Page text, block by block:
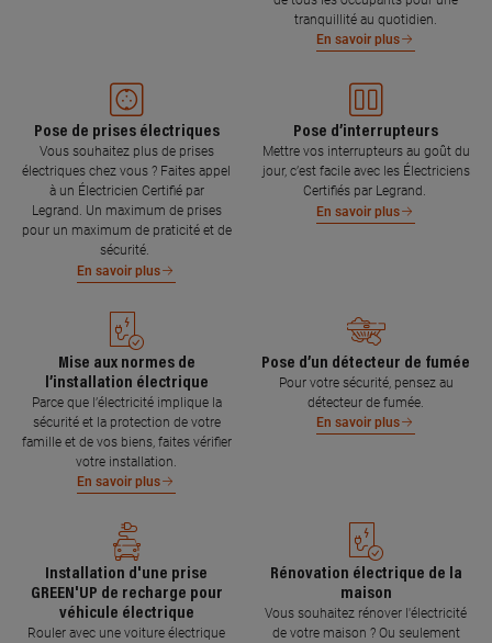
tranquillité au quotidien.
En savoir plus
Pose de prises électriques
Vous souhaitez plus de prises
électriques chez vous ? Faites appel
à un Électricien Certifié par
Legrand. Un maximum de prises
pour un maximum de praticité et de
sécurité.
En savoir plus
Pose d’interrupteurs
Mettre vos interrupteurs au goût du
jour, c’est facile avec les Électriciens
Certifiés par Legrand.
En savoir plus
Mise aux normes de
l’installation électrique
Parce que l’électricité implique la
sécurité et la protection de votre
famille et de vos biens, faites vérifier
votre installation.
En savoir plus
Pose d’un détecteur de fumée
Pour votre sécurité, pensez au
détecteur de fumée.
En savoir plus
Installation d'une prise
GREEN'UP de recharge pour
véhicule électrique
Rouler avec une voiture électrique
Rénovation électrique de la
maison
Vous souhaitez rénover l'électricité
de votre maison ? Ou seulement